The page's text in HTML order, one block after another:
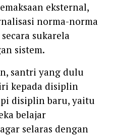
eksternal,
norma-norma
sukarela
sistem.
santri yang dulu
kepada disiplin
disiplin baru, yaitu
belajar
selaras dengan